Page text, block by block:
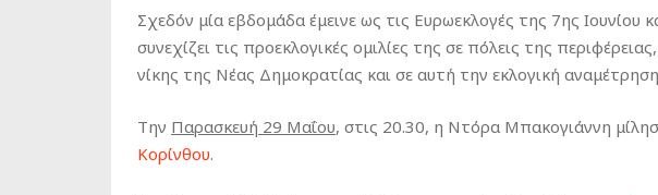
Σχεδόν μία εβδομάδα έμεινε ως τις Ευρωεκλογές της 7ης Ιουνίου
συνεχίζει τις προεκλογικές ομιλίες της σε πόλεις της
νίκης της Νέας Δημοκρατίας και σε αυτή την εκλογική
Την Παρασκευή 29 Μαΐου, στις 20.30, η Ντόρα Μπακογιάννη
Κορίνθου.